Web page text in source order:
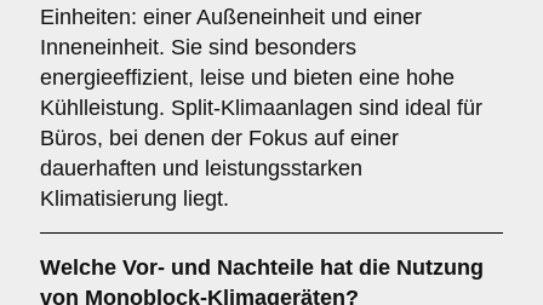
Einheiten: einer Außeneinheit und einer
Inneneinheit. Sie sind besonders
energieeffizient, leise und bieten eine hohe
Kühlleistung. Split-Klimaanlagen sind ideal für
Büros, bei denen der Fokus auf einer
dauerhaften und leistungsstarken
Klimatisierung liegt.
Welche Vor- und Nachteile hat die Nutzung
von Monoblock-Klimageräten?